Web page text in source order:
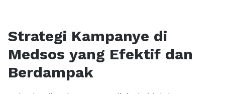
Strategi Kampanye di
Medsos yang Efektif dan
Berdampak